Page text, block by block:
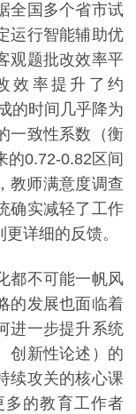
全国多个省市试
运行智能辅助优
观题批改效率平
效率提升了约
的时间几乎降为
一致性系数（衡
的0.72-0.82区间
教师满意度调查
确实减轻了工作
详细的反馈。
不可能一帆风
的发展也面临着
进一步提升系统
创新性论述）的
续攻关的核心课
多的教育工作者